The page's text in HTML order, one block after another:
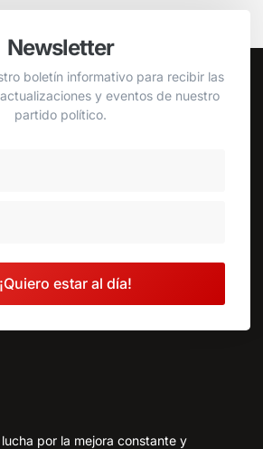
Newsletter
boletín informativo para recibir las
y eventos de nuestro
partido político.
¡Quiero estar al día!
por la mejora constante y